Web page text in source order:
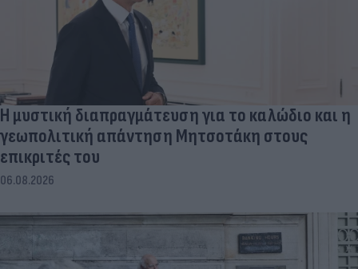
Η μυστική διαπραγμάτευση για το καλώδιο και η
γεωπολιτική απάντηση Μητσοτάκη στους
επικριτές του
06.08.2026